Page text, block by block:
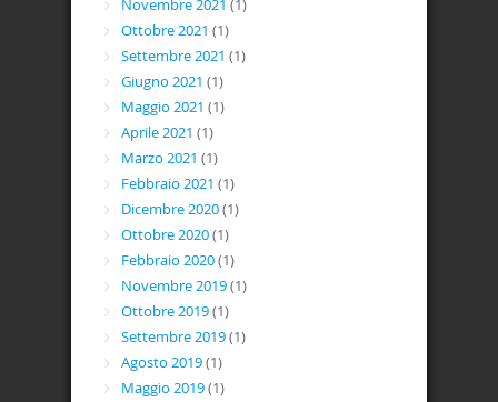
Novembre 2021 (1)
Ottobre 2021 (1)
Settembre 2021 (1)
Giugno 2021 (1)
Maggio 2021 (1)
Aprile 2021 (1)
Marzo 2021 (1)
Febbraio 2021 (1)
Dicembre 2020(1)
Ottobre 2020(1)
Febbraio 2020(1)
Novembre 2019(1)
Ottobre 2019(1)
Settembre 2019(1)
Agosto 2019(1)
Maggio 2019(1)